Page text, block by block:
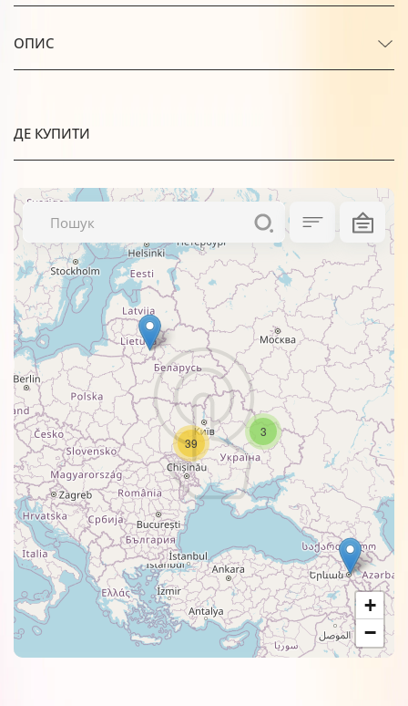
ОПИС
ДЕ КУПИТИ
3
39
+
−